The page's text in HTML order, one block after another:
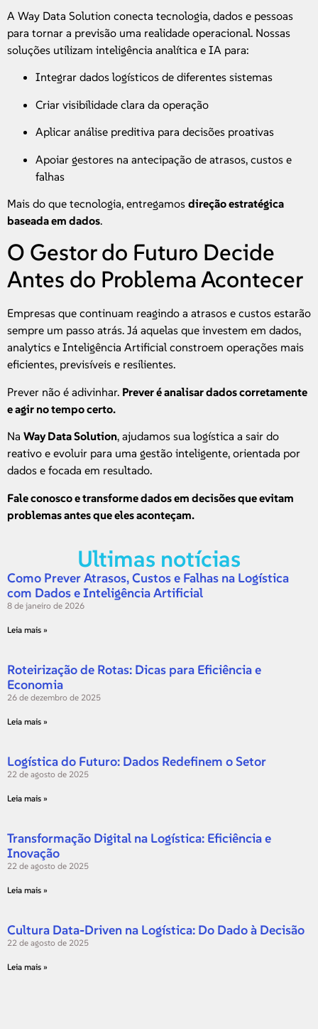
A Way Data Solution conecta tecnologia, dados e pessoas
para tornar a previsão uma realidade operacional. Nossas
soluções utilizam inteligência analítica e IA para:
Integrar dados logísticos de diferentes sistemas
Criar visibilidade clara da operação
Aplicar análise preditiva para decisões proativas
Apoiar gestores na antecipação de atrasos, custos e
falhas
Mais do que tecnologia, entregamos direção estratégica
baseada em dados.
O Gestor do Futuro Decide
Antes do Problema Acontecer
Empresas que continuam reagindo a atrasos e custos estarão
sempre um passo atrás. Já aquelas que investem em dados,
analytics e Inteligência Artificial constroem operações mais
eficientes, previsíveis e resilientes.
Prever não é adivinhar. Prever é analisar dados corretamente
e agir no tempo certo.
Na Way Data Solution, ajudamos sua logística a sair do
reativo e evoluir para uma gestão inteligente, orientada por
dados e focada em resultado.
Fale conosco e transforme dados em decisões que evitam
problemas antes que eles aconteçam.
Ultimas notícias
Como Prever Atrasos, Custos e Falhas na Logística
com Dados e Inteligência Artificial
8 de janeiro de 2026
Leia mais »
Roteirização de Rotas: Dicas para Eficiência e
Economia
26 de dezembro de 2025
Leia mais »
Logística do Futuro: Dados Redefinem o Setor
22 de agosto de 2025
Leia mais »
Transformação Digital na Logística: Eficiência e
Inovação
22 de agosto de 2025
Leia mais »
Cultura Data-Driven na Logística: Do Dado à Decisão
22 de agosto de 2025
Leia mais »